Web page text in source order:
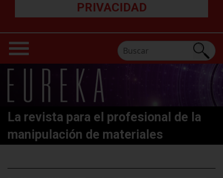
PRIVACIDAD
La revista para el profesional de la
manipulación de materiales